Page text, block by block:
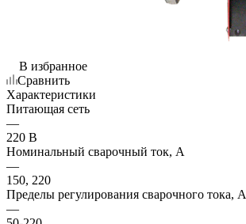
В избранное
Сравнить
Характеристики
Питающая сеть
—
220 В
Номинальный сварочный ток, А
—
150, 220
Пределы регулирования сварочного тока, А
—